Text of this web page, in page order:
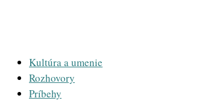
Kultúra a umenie
Rozhovory
Príbehy